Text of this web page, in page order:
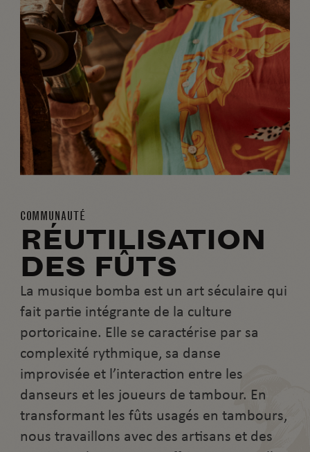
COMMUNAUTÉ
RÉUTILISATION
DES FÛTS
La musique bomba est un art séculaire qui
fait partie intégrante de la culture
portoricaine. Elle se caractérise par sa
complexité rythmique, sa danse
improvisée et l’interaction entre les
danseurs et les joueurs de tambour. En
transformant les fûts usagés en tambours,
nous travaillons avec des artisans et des